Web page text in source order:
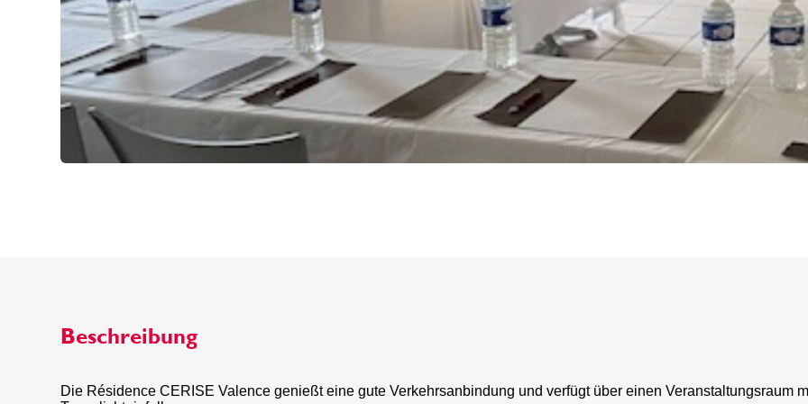
Beschreibung
Die Résidence CERISE Valence genießt eine gute Verkehrsanbindung und verfügt über einen Veranstaltungsraum